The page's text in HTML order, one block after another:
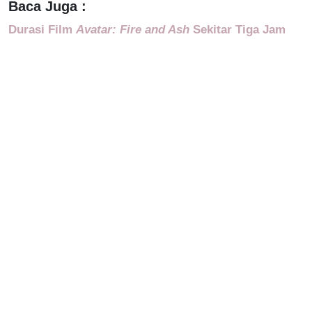
Baca Juga :
Durasi Film Avatar: Fire and Ash Sekitar Tiga Jam